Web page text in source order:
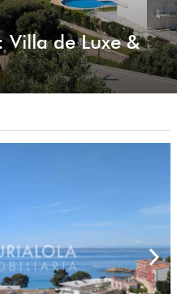
Villa de Luxe &